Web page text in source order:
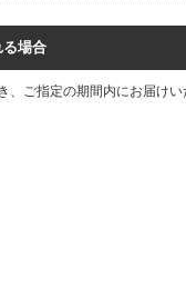
る場合
、ご指定の期間内にお届けい